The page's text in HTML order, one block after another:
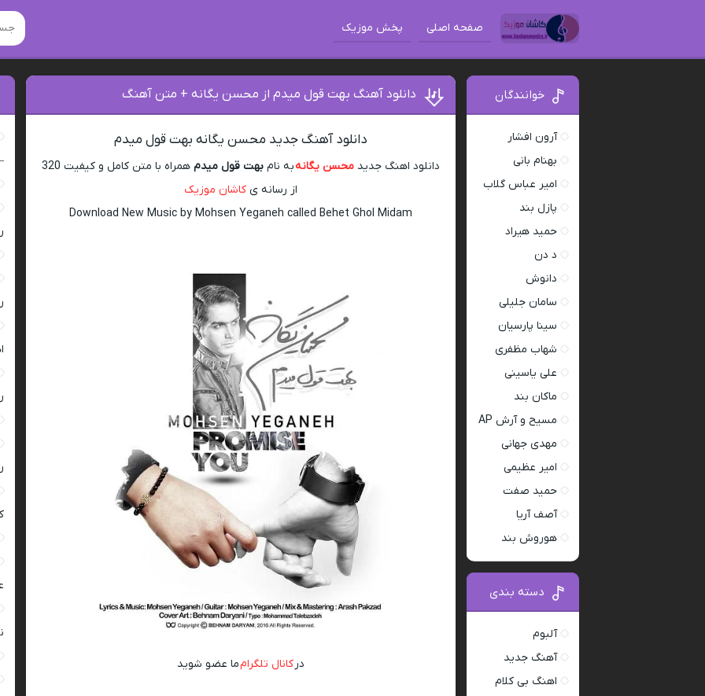
صفحه اصلی پخش موزیک
دانلود آهنگ بهت قول میدم از محسن یگانه + متن آهنگ
دانلود آهنگ جدید محسن یگانه بهت قول میدم
دانلود اهنگ جدیدمحسن یگانهبه نامبهت قول میدم
همراه با متن کامل و کیفیت 320
از رسانه یکاشان موزیک
Download New Music by Mohsen Yeganeh called Behet Ghol Midam
درکانال تلگرامما عضو شوید
خوانندگان
آرون افشار
بهنام بانی
امیر عباس گلاب
پازل بند
حمید هیراد
د دن
دانوش
سامان جلیلی
سینا پارسیان
شهاب مظفری
علی یاسینی
ماکان بند
مسیح و آرش AP
مهدی جهانی
امیر عظیمی
حمید صفت
آصف آریا
هوروش بند
دسته بندی
آلبوم
آهنگ جدید
اهنگ بی کلام